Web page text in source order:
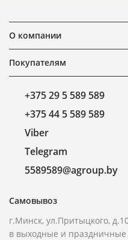
О компании
Покупателям
+375 29 5 589 589
+375 44 5 589 589
Viber
Telegram
5589589@agroup.by
Самовывоз
г.Минск, ул.Притыцкого,
в выходные и праздничные